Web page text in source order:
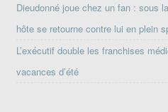
Dieudonné joue chez un fan : sous
hôte se retourne contre lui en plein
L’exécutif double les franchises
vacances d’été